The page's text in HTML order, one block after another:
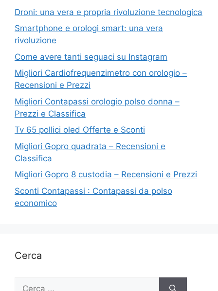
Droni: una vera e propria rivoluzione tecnologica
Smartphone e orologi smart: una vera
rivoluzione
Come avere tanti seguaci su Instagram
Migliori Cardiofrequenzimetro con orologio –
Recensioni e Prezzi
Migliori Contapassi orologio polso donna –
Prezzi e Classifica
Tv 65 pollici oled Offerte e Sconti
Migliori Gopro quadrata – Recensioni e
Classifica
Migliori Gopro 8 custodia – Recensioni e Prezzi
Sconti Contapassi : Contapassi da polso
economico
Cerca